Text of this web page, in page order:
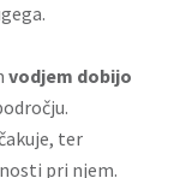
vodjem dobijo
ter
pri njem.